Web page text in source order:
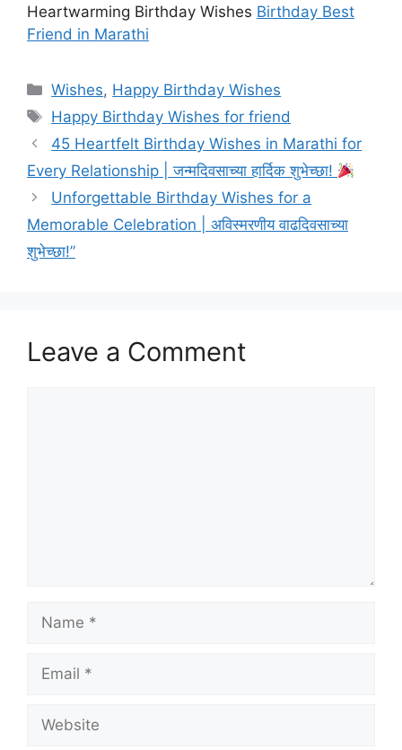
Heartwarming Birthday Wishes Birthday Best
Friend in Marathi
Categories
Wishes, Happy Birthday Wishes
Tags
Happy Birthday Wishes for friend
45 Heartfelt Birthday Wishes in Marathi for
Every Relationship | जन्मदिवसाच्या हार्दिक शुभेच्छा!
Unforgettable Birthday Wishes for a
Memorable Celebration | अविस्मरणीय वाढदिवसाच्या
शुभेच्छा!”
Leave a Comment
Name
Email
Website